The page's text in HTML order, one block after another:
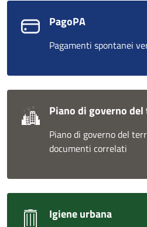
PagoPA
Pagamenti spontanei
Piano di governo
Piano di governo del
documenti correlati
Igiene urbana